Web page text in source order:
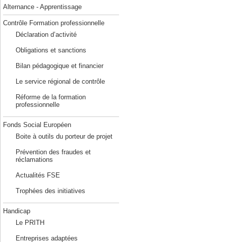
Alternance - Apprentissage
Contrôle Formation professionnelle
Déclaration d’activité
Obligations et sanctions
Bilan pédagogique et financier
Le service régional de contrôle
Réforme de la formation
professionnelle
Fonds Social Européen
Boite à outils du porteur de projet
Prévention des fraudes et
réclamations
Actualités FSE
Trophées des initiatives
Handicap
Le PRITH
Entreprises adaptées